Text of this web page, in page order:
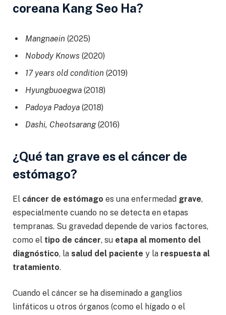
coreana Kang Seo Ha?
Mangnaein (2025)
Nobody Knows (2020)
17 years old condition (2019)
Hyungbuoegwa (2018)
Padoya Padoya (2018)
Dashi, Cheotsarang(2016)
¿Qué tan grave es el cáncer de
estómago?
El cáncer de estómago es una enfermedad grave,
especialmente cuando no se detecta en etapas
tempranas. Su gravedad depende de varios factores,
como el tipo de cáncer, su etapa al momento del
diagnóstico, la salud del paciente y la respuesta al
tratamiento.
Cuando el cáncer se ha diseminado a ganglios
linfáticos u otros órganos (como el hígado o el